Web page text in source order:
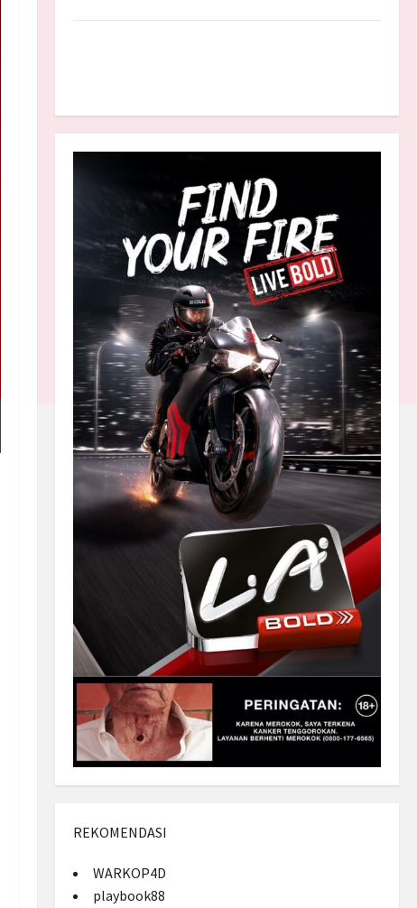
REKOMENDASI
WARKOP4D
playbook88